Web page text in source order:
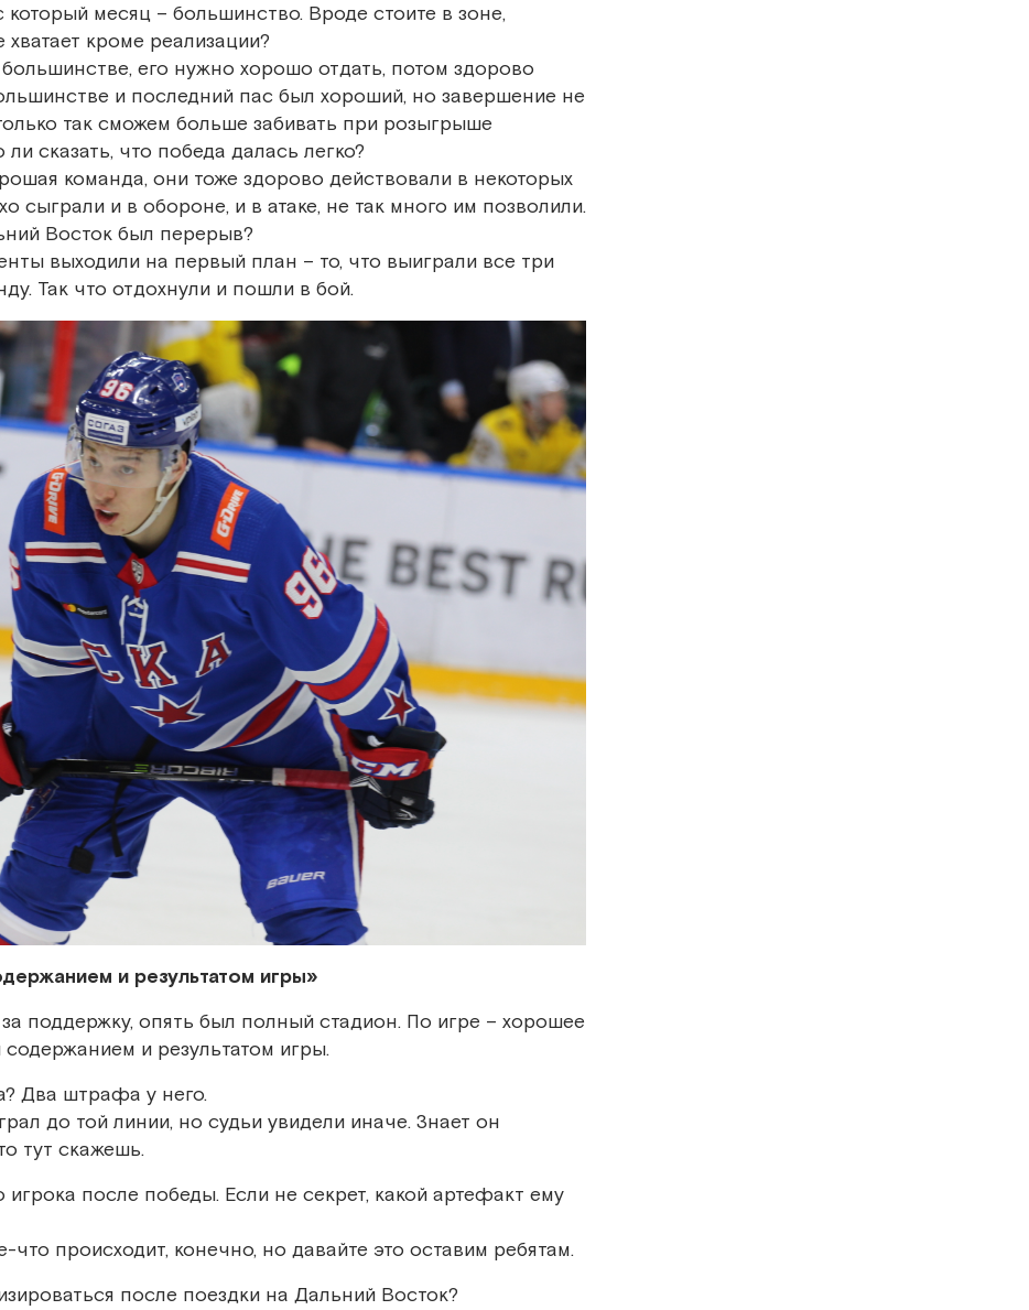
месяц – большинство. Вроде стоите в зоне,
кроме реализации?
его нужно хорошо отдать, потом здорово
и последний пас был хороший, но завершение не
так сможем больше забивать при розыгрыше
сказать, что победа далась легко?
команда, они тоже здорово действовали в некоторых
сыграли и в обороне, и в атаке, не так много им позволили.
Восток был перерыв?
выходили на первый план – то, что выиграли все три
Так что отдохнули и пошли в бой.
и результатом игры»
поддержку, опять был полный стадион. По игре – хорошее
и результатом игры.
Два штрафа у него.
до той линии, но судьи увидели иначе. Знает он
тут скажешь.
после победы. Если не секрет, какой артефакт ему
происходит, конечно, но давайте это оставим ребятам.
после поездки на Дальний Восток?